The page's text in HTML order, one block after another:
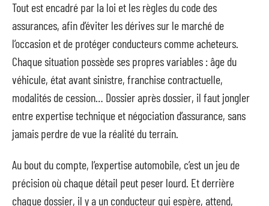
Tout est encadré par la loi et les règles du code des
assurances, afin d’éviter les dérives sur le marché de
l’occasion et de protéger conducteurs comme acheteurs.
Chaque situation possède ses propres variables : âge du
véhicule, état avant sinistre, franchise contractuelle,
modalités de cession… Dossier après dossier, il faut jongler
entre expertise technique et négociation d’assurance, sans
jamais perdre de vue la réalité du terrain.
Au bout du compte, l’expertise automobile, c’est un jeu de
précision où chaque détail peut peser lourd. Et derrière
chaque dossier, il y a un conducteur qui espère, attend,